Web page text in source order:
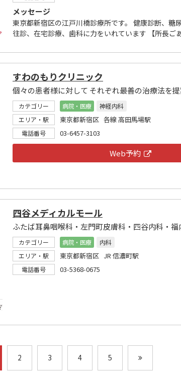
メッセージ
東京都新宿区の江戸川橋診療所です。 健康診断、糖
往診、在宅診療、歯科に力をいれています 【所長
すわのもりクリニック
個々の患者様に対して それぞれ最善の治療法を
カテゴリー 病院・医療
神経内科
エリア・駅
東京都新宿区 各線 高田馬場駅
電話番号 03-6457-3103
Web予約
四谷メディカルモール
ふたば耳鼻咽喉科・左門町皮膚科・四谷内科・福
カテゴリー 病院・医療
内科
エリア・駅
東京都新宿区 JR 信濃町駅
電話番号 03-5368-0675
2 3 4 5